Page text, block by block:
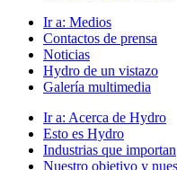
Ir a: Medios
Contactos de prensa
Noticias
Hydro de un vistazo
Galería multimedia
Ir a: Acerca de Hydro
Esto es Hydro
Industrias que importan
Nuestro objetivo y